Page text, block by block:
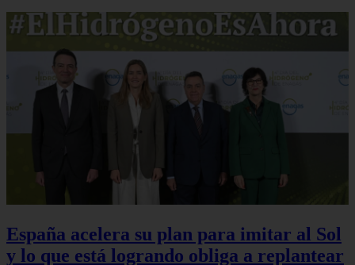
España acelera su plan para imitar al Sol
y lo que está logrando obliga a replantear